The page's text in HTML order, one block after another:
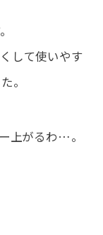
して使いやす
。
上がるわ…。